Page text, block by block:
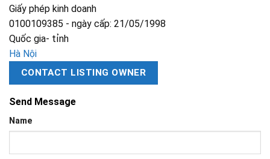
Giấy phép kinh doanh
0100109385 - ngày cấp: 21/05/1998
Quốc gia- tỉnh
Hà Nội
CONTACT LISTING OWNER
Send Message
Name